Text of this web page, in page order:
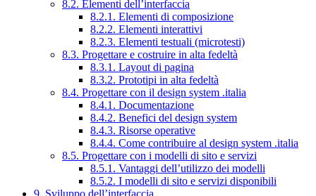
8.2. Elementi dell’interfaccia
8.2.1. Elementi di composizione
8.2.2. Elementi interattivi
8.2.3. Elementi testuali (microtesti)
8.3. Progettare e costruire in alta fedeltà
8.3.1. Layout di pagina
8.3.2. Prototipi in alta fedeltà
8.4. Progettare con il design system .italia
8.4.1. Documentazione
8.4.2. Benefici del design system
8.4.3. Risorse operative
8.4.4. Come contribuire al design system .italia
8.5. Progettare con i modelli di sito e servizi
8.5.1. Vantaggi dell’utilizzo dei modelli
8.5.2. I modelli di sito e servizi disponibili
9. Sviluppo dell’interfaccia